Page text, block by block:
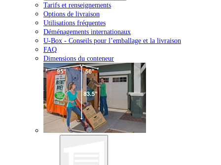
Tarifs et renseignements
Options de livraison
Utilisations fréquentes
Déménagements internationaux
U-Box - Conseils pour l’emballage et la livraison
FAQ
Dimensions du conteneur